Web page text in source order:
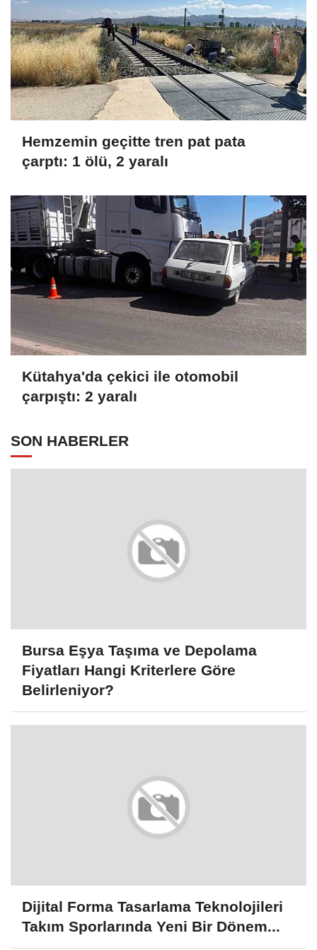
Hemzemin geçitte tren pat pata
çarptı: 1 ölü, 2 yaralı
Kütahya'da çekici ile otomobil
çarpıştı: 2 yaralı
SON HABERLER
Bursa Eşya Taşıma ve Depolama
Fiyatları Hangi Kriterlere Göre
Belirleniyor?
Dijital Forma Tasarlama Teknolojileri
Takım Sporlarında Yeni Bir Dönem...